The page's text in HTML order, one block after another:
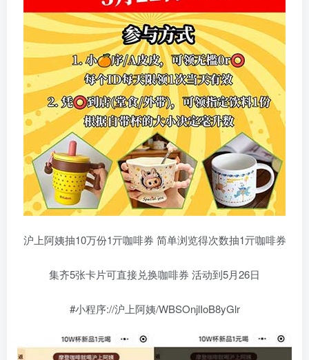
沪上阿姨抽10万份1亓咖啡券 简单浏览得次数抽1亓咖啡券
集齐5张卡片可直接兑换咖啡券 活动到5月26日
#小程序://沪上阿姨/WBSOnjlIoB8yGlr